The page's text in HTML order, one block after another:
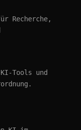
Recherche,
KI-Tools und